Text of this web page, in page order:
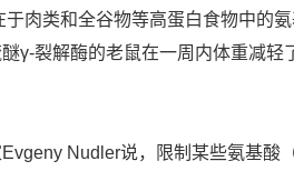
肉类和全谷物等高蛋白食物中的
γ-裂解酶的老鼠在一周内体重减
Nudler说，限制某些氨基酸